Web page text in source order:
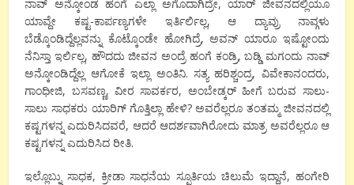
ನಾವ್ ಅನ್ಕೋಂಡ ಹಂಗೆ ಎಲ್ಲಾ ಅಗೊದಾಗಿದ್ರೇ, ಯಾರ್ ಜೀವನದಲ್ಲಿಯೂ
ಯಾವ್ದೇ ಕಷ್ಟ-ಕಾರ್ಪಣ್ಯಗಳೇ ಇರ್ತಿರ್ಲಿಲ್ಲ, ಆ ದ್ಯಾವ್ರು ನಾವ್ಗಳು
ಬೆಡ್ಕೊಂಡಿದ್ದೆಲ್ಲವನ್ನು ಕೊಟ್ಕೊಂಡೇ ಹೋಗಿದ್ರೆ, ಅವನ್ ಯಾರೂ ಇಷ್ಟೋಂದು
ನೆನಿಸ್ತಾ ಇರ್ಲಿಲ್ಲ, ಹೌದದು ಜೀವನ ಅಂದ್ರೆ ಹಂಗೆ ಕಂಡ್ರಿ, ಬಡ್ಡಿ ಮಗಂದು ನಾವ್
ಅನ್ಕೋಂಡಿದ್ದೆಲ್ಲ ಆಗೋಕೆ ಇಲ್ಲಾ ಅಂತಿನಿ. ಸತ್ಯ ಹರಿಶ್ಚಂದ್ರ, ವಿವೇಕಾನಂದರು,
ಗಾಂಧೀಜಿ, ಬಸವಣ್ಣ, ವೀರ ಸಾವರ್ಕರ, ಅಂಬೇಡ್ಕರ್ ಹೀಗೆ ಬರುವ ಸಾಲು-
ಸಾಲು ಸಾಧಕರು ಯಾರಿಗ್ ಗೊತ್ತಿಲ್ಲಾ ಹೇಳಿ? ಅವರೆಲ್ಲರೂ ತಂತಮ್ಮ ಜೀವನದಲ್ಲಿ
ಕಷ್ಟಗಳನ್ನ ಎದುರಿಸಿದವರೆ, ಆದರೆ ಆದರ್ಶವಾಗಿರೋದು ಮಾತ್ರ ಅವರೆಲ್ಲರೂ ಆ
ಕಷ್ಟಗಳನ್ನ ಎದುರಿಸಿದ ರೀತಿ.
ಇಲ್ಲೊಬ್ನು ಸಾಧಕ, ಕ್ರೀಡಾ ಸಾಧನೆಯ ಸ್ಪೂರ್ತಿಯ ಚಿಲುಮೆ ಇದ್ದಾನೆ, ಹಂಗೇರಿ